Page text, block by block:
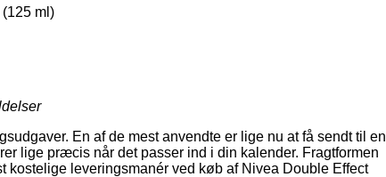
ml)
En af de mest anvendte er lige nu at få sendt til en
lige præcis når det passer ind i din kalender. Fragtformen
leveringsmanér ved køb af Nivea Double Effect